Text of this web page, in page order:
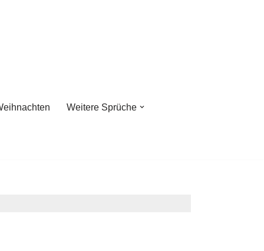
Weitere Sprüche